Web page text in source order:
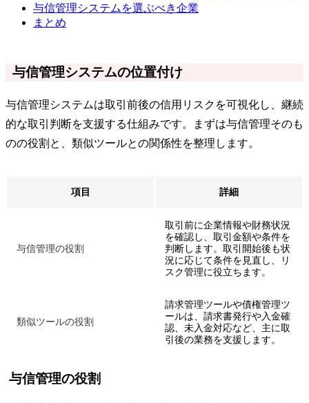
与信管理システムを選ぶべき企業
まとめ
与信管理システムの位置付け
与信管理システムは取引前後の信用リスクを可視化し、継続
的な取引判断を支援する仕組みです。まずは与信管理そのも
のの役割と、類似ツールとの関係性を整理します。
項目 詳細
与信管理の役割
取引前に企業情報や財務状況
を確認し、取引金額や条件を
判断します。取引開始後も状
況に応じて条件を見直し、リ
スク管理に役立ちます。
類似ツールの役割
請求管理ツールや債権管理ツ
ールは、請求書発行や入金確
認、未入金対応など、主に取
引後の業務を支援します。
与信管理の役割